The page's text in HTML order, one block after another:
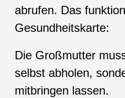
abrufen. Das
Gesundheitskarte:
Die Großmutter
selbst abholen,
mitbringen lassen.